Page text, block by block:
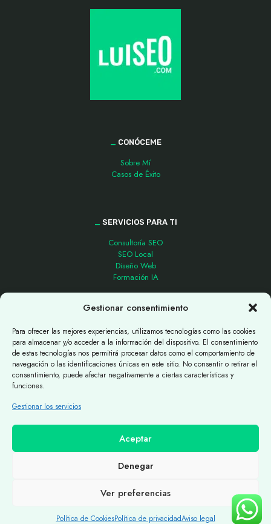
Gestionar consentimiento
Para ofrecer las mejores experiencias, utilizamos tecnologías como las cookies
para almacenar y/o acceder a la información del dispositivo. El consentimiento
de estas tecnologías nos permitirá procesar datos como el comportamiento de
navegación o las identificaciones únicas en este sitio. No consentir o retirar el
consentimiento, puede afectar negativamente a ciertas características y
funciones.
Gestionar los servicios
Aceptar
Denegar
Ver preferencias
Política de CookiesPolítica de privacidadAviso legal
CONÓCEME
Sobre Mí
Casos de Éxito
SERVICIOS PARA TI
Consultoría SEO
SEO Local
Diseño Web
Formación IA
Contáctame
Auditoría SEO
Política de privacidad